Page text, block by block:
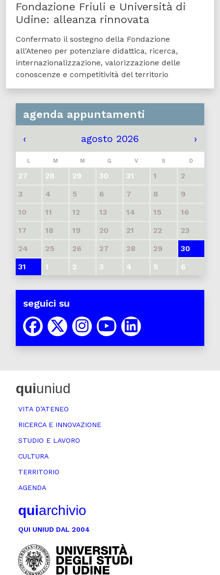
Fondazione Friuli e Università di
Udine: alleanza rinnovata
Confermato il sostegno della Fondazione
all'Ateneo per potenziare didattica, ricerca,
internazionalizzazione, valorizzazione delle
conoscenze e competitività del territorio
agenda appuntamenti
‹ agosto 2026 ›
L M M G V S D
27 28 29 30 31 1
2
3
4 5 6 7 8
9
10
11 12 13 14 15
16
17
18 19 20 21 22
23
24
25 26 27 28 29
30
31
1 2 3 4 5 6
seguici su
quiuniud
VITA D’ATENEO
RICERCA E INNOVAZIONE
STUDIO E LAVORO
CULTURA
TERRITORIO
AGENDA
quiarchivio
QUI UNIUD DAL 2004